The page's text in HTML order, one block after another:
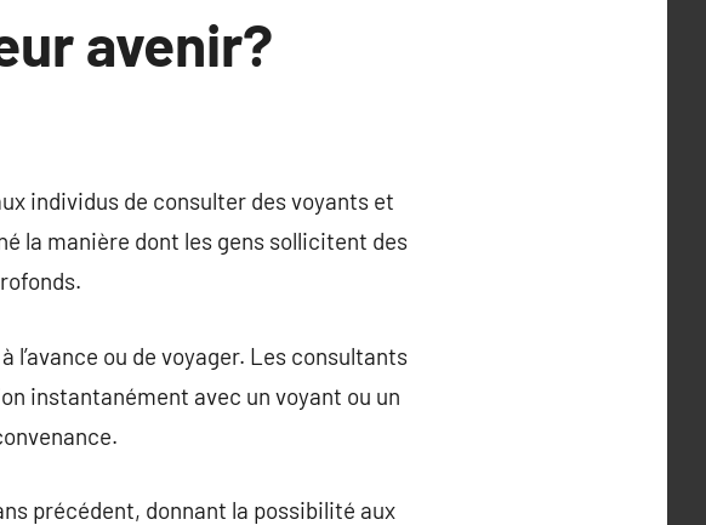
avenir?
individus de consulter des voyants et
la manière dont les gens sollicitent des
l’avance ou de voyager. Les consultants
instantanément avec un voyant ou un
précédent, donnant la possibilité aux